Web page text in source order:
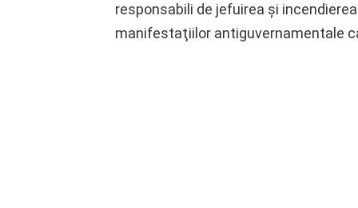
responsabili de jefuirea şi
manifestaţiilor antiguvernamentale